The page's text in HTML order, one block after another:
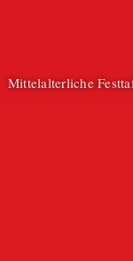
Mittelalterliche